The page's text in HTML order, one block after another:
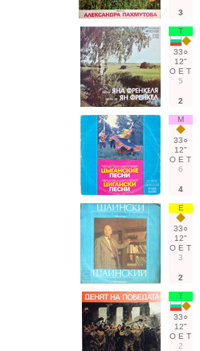
3
Т
33○
12"
О Е Т
5
2
М
33○
12"
О Е Т
6
4
Е
33○
12"
О Е Т
3
2
Т
33○
12"
О Е Т
2